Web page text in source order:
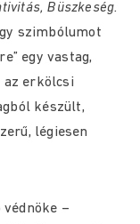
Büszkeség.
szimbólumot
egy vastag,
az erkölcsi
készült,
légiesen
–